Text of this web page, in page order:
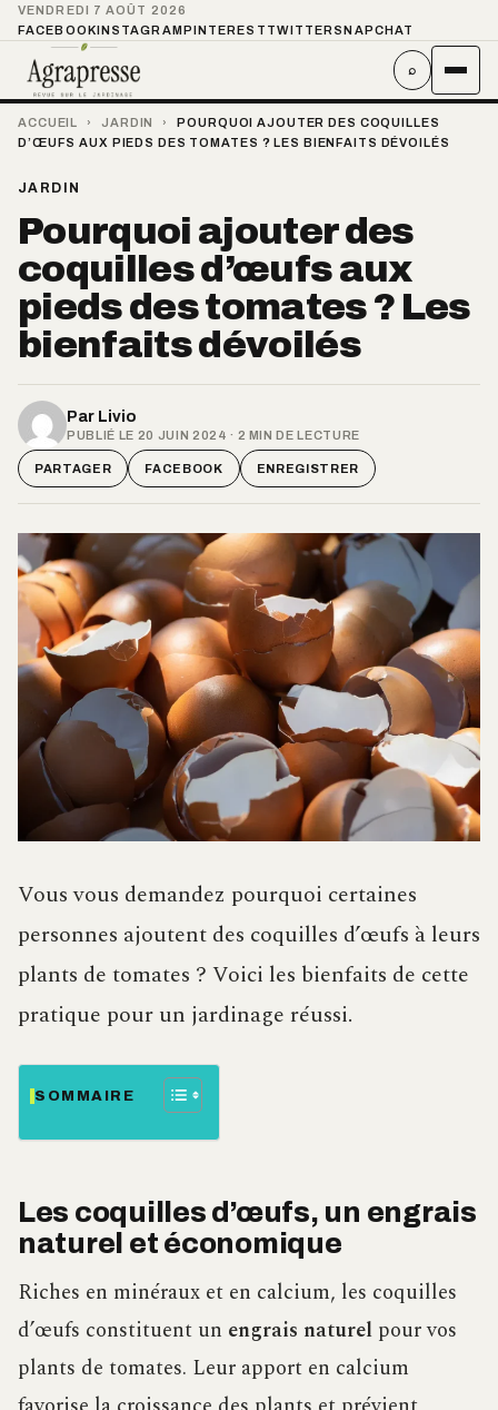
VENDREDI 7 AOÛT 2026
FACEBOOKINSTAGRAMPINTEREST TWITTER SNAPCHAT
⌕
ACCUEIL › JARDIN ›
POURQUOI AJOUTER DES COQUILLES
D’ŒUFS AUX PIEDS DES TOMATES ? LES BIENFAITS DÉVOILÉS
JARDIN
Pourquoi ajouter des
coquilles d’œufs aux
pieds des tomates ? Les
bienfaits dévoilés
Par Livio
PUBLIÉ LE 20 JUIN 2024 · 2 MIN DE LECTURE
PARTAGER FACEBOOK ENREGISTRER
Vous vous demandez pourquoi certaines
personnes ajoutent des coquilles d’œufs à leurs
plants de tomates ? Voici les bienfaits de cette
pratique pour un jardinage réussi.
SOMMAIRE
Les coquilles d’œufs, un engrais
naturel et économique
Riches en minéraux et en calcium, les coquilles
d’œufs constituent un engrais naturel pour vos
plants de tomates. Leur apport en calcium